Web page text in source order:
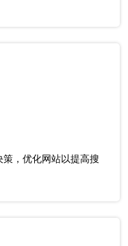
，优化网站以提高搜